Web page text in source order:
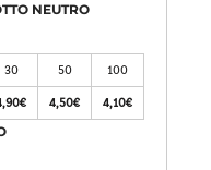
NEUTRO
30 50 100
4,50€ 4,10€